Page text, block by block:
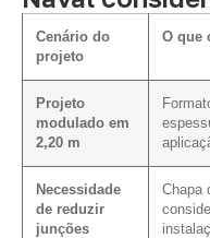
Cenário do
projeto
O que
Projeto
modulado em
2,20 m
Necessidade
de reduzir
junções
Chapa